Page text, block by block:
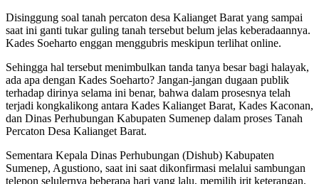
Disinggung soal tanah percaton desa Kalianget Barat yang sampai
saat ini ganti tukar guling tanah tersebut belum jelas keberadaannya.
Kades Soeharto enggan menggubris meskipun terlihat online.
Sehingga hal tersebut menimbulkan tanda tanya besar bagi halayak,
ada apa dengan Kades Soeharto? Jangan-jangan dugaan publik
terhadap dirinya selama ini benar, bahwa dalam prosesnya telah
terjadi kongkalikong antara Kades Kalianget Barat, Kades Kaconan,
dan Dinas Perhubungan Kabupaten Sumenep dalam proses Tanah
Percaton Desa Kalianget Barat.
Sementara Kepala Dinas Perhubungan (Dishub) Kabupaten
Sumenep, Agustiono, saat ini saat dikonfirmasi melalui sambungan
telepon selulernya beberapa hari yang lalu, memilih irit keterangan.